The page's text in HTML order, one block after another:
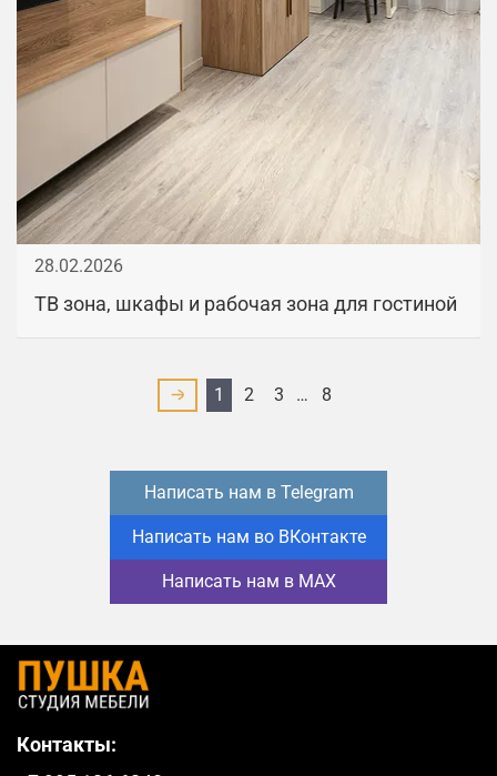
28.02.2026
ТВ зона, шкафы и рабочая зона для гостиной
1 2 3 … 8
Написать нам в Telegram
Написать нам во ВКонтакте
Написать нам в MAX
Контакты: